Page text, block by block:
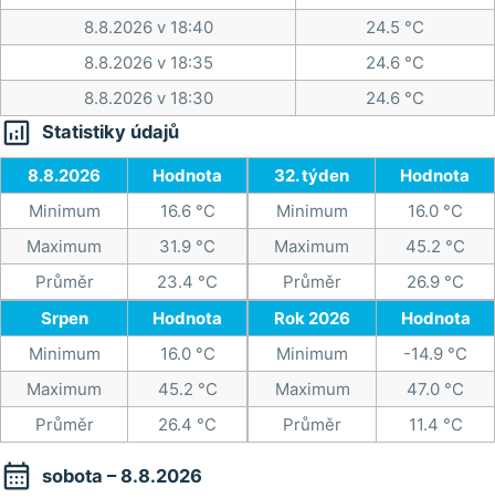
8.8.2026 v 18:40
24.5 °C
8.8.2026 v 18:35
24.6 °C
8.8.2026 v 18:30
24.6 °C
 Statistiky údajů
8.8.2026
Hodnota
Minimum
16.6 °C
Maximum
31.9 °C
Průměr
23.4 °C
32. týden
Hodnota
Minimum
16.0 °C
Maximum
45.2 °C
Průměr
26.9 °C
Srpen
Hodnota
Minimum
16.0 °C
Maximum
45.2 °C
Průměr
26.4 °C
Rok 2026
Hodnota
Minimum
-14.9 °C
Maximum
47.0 °C
Průměr
11.4 °C
 sobota – 8.8.2026